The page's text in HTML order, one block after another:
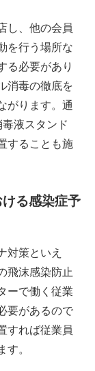
し、他の会員
を行う場所な
る必要があり
消毒の徹底を
がります。通
液スタンド
することも施
る感染症予
対策といえ
飛沫感染防止
ーで働く従業
要があるので
すれば従業員
す。